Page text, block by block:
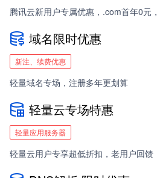
腾讯云新用户专属优惠，.com首年0元
域名限时优惠
新注、续费优惠
轻量域名专场，注册多年更划算
轻量云专场特惠
轻量应用服务器
轻量云用户专享超低折扣，老用户回馈